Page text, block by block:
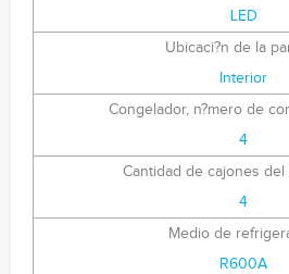
LED
Ubicaci?n de la
Interior
Congelador, n?mero de
4
Cantidad de cajones
4
Medio de
R600A